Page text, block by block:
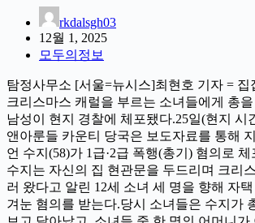
rkdalsgh03
12월 1, 2025
모두의정보
탐정사무소 [서울=뉴시스]최현호 기자 = 집
크리스마스 캐럴을 부르는 소녀들에게 총
남성이 현지 경찰에 체포됐다.25일(현지 시
앤아룬들 카운티 당국은 보도자료를 통해
언 수지(58)가 1급·2급 폭행(총기) 혐의로
수지는 자신의 집 현관문을 두드리며 크리
러 왔다고 알린 12세 소녀 세 명을 향해 자
겨눈 혐의를 받는다.당시 소녀들은 수지가